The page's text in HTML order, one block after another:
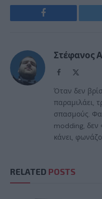
Facebook
Στέφανος
Facebook
Όταν δεν
παραμιλάει,
σπασμούς.
modding, δεν
κάνει,
RELATED POSTS